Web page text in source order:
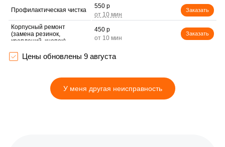
Профилактическая чистка
550 р
Заказать
Корпусный ремонт
(замена резинок,
креплений, кнопок)
450 р
Заказать
Очистка подошвы утюга
500 р
Замена шнура питания
Ремонт/замена датчика
Цены обновлены 9 августа
У меня другая неисправность